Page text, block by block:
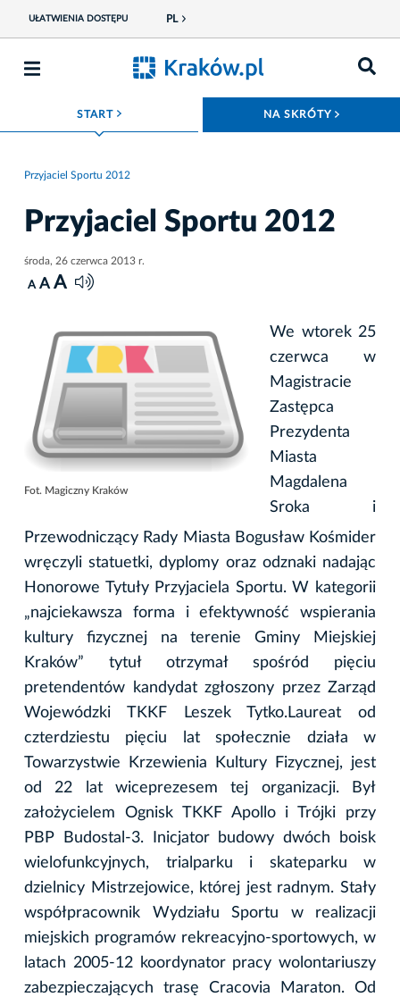
UŁATWIENIA DOSTĘPU PL
START ROZWIŃ MENU NA SKRÓTY
Przyjaciel Sportu 2012
Przyjaciel Sportu 2012
środa, 26 czerwca 2013 r.
A A A
Fot. Magiczny Kraków
We wtorek 25
czerwca w
Magistracie
Zastępca
Prezydenta
Miasta
Magdalena
Sroka i
Przewodniczący Rady Miasta Bogusław Kośmider
wręczyli statuetki, dyplomy oraz odznaki nadając
Honorowe Tytuły Przyjaciela Sportu. W kategorii
„najciekawsza forma i efektywność wspierania
kultury fizycznej na terenie Gminy Miejskiej
Kraków” tytuł otrzymał spośród pięciu
pretendentów kandydat zgłoszony przez Zarząd
Wojewódzki TKKF Leszek Tytko.Laureat od
czterdziestu pięciu lat społecznie działa w
Towarzystwie Krzewienia Kultury Fizycznej, jest
od 22 lat wiceprezesem tej organizacji. Był
założycielem Ognisk TKKF Apollo i Trójki przy
PBP Budostal-3. Inicjator budowy dwóch boisk
wielofunkcyjnych, trialparku i skateparku w
dzielnicy Mistrzejowice, której jest radnym. Stały
współpracownik Wydziału Sportu w realizacji
miejskich programów rekreacyjno-sportowych, w
latach 2005-12 koordynator pracy wolontariuszy
zabezpieczających trasę Cracovia Maraton. Od